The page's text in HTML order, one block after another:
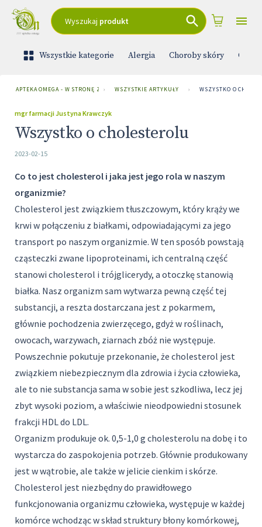
Wyszukaj produkt
Wszystkie kategorie Alergia Choroby skóry Ciąża
APTEKA OMEGA - W STRONĘ ZDROWIA
› WSZYSTKIE ARTYKUŁY › WSZYSTKO O
mgr farmacji Justyna Krawczyk
Wszystko o cholesterolu
2023-02-15
Co to jest cholesterol i jaka jest jego rola w naszym
organizmie?
Cholesterol jest związkiem tłuszczowym, który krąży we
krwi w połączeniu z białkami, odpowiadającymi za jego
transport po naszym organizmie. W ten sposób powstają
cząsteczki zwane lipoproteinami, ich centralną część
stanowi cholesterol i trójglicerydy, a otoczkę stanowią
białka. Nasz organizm sam wytwarza pewną część tej
substancji, a reszta dostarczana jest z pokarmem,
głównie pochodzenia zwierzęcego, gdyż w roślinach,
owocach, warzywach, ziarnach zbóż nie występuje.
Powszechnie pokutuje przekonanie, że cholesterol jest
związkiem niebezpiecznym dla zdrowia i życia człowieka,
ale to nie substancja sama w sobie jest szkodliwa, lecz jej
zbyt wysoki poziom, a właściwie nieodpowiedni stosunek
frakcji HDL do LDL.
Organizm produkuje ok. 0,5-1,0 g cholesterolu na dobę i to
wystarcza do zaspokojenia potrzeb. Głównie produkowany
jest w wątrobie, ale także w jelicie cienkim i skórze.
Cholesterol jest niezbędny do prawidłowego
funkcjonowania organizmu człowieka, występuje w każdej
komórce wchodząc w skład struktury błony komórkowej,